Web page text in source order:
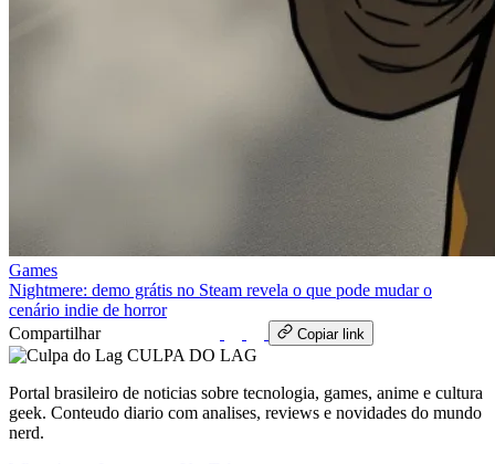
Games
Nightmere: demo grátis no Steam revela o que pode mudar o
cenário indie de horror
Compartilhar
Copiar link
CULPA DO LAG
Portal brasileiro de noticias sobre tecnologia, games, anime e cultura
geek. Conteudo diario com analises, reviews e novidades do mundo
nerd.